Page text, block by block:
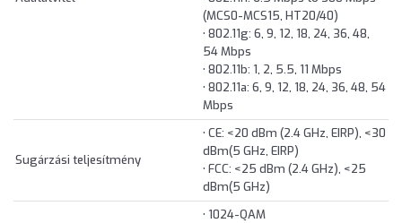
(MCS0-MCS15, HT20/40)
• 802.11g: 6, 9, 12, 18, 24, 36, 48,
54 Mbps
• 802.11b: 1, 2, 5.5, 11 Mbps
• 802.11a: 6, 9, 12, 18, 24, 36, 48, 54
Mbps
Sugárzási teljesítmény
• CE: <20 dBm (2.4 GHz, EIRP), <30
dBm(5 GHz, EIRP)
• FCC: <25 dBm (2.4 GHz), <25
dBm(5 GHz)
• 1024-QAM